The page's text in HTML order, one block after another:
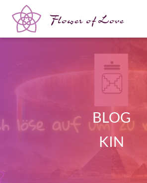
Flower of Love
BLOG
KIN